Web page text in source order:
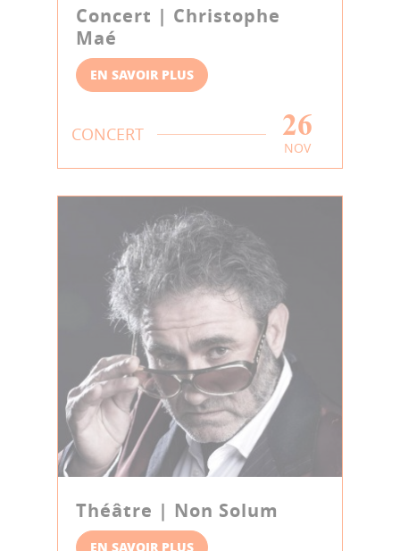
Concert | Christophe
Maé
EN SAVOIR PLUS
CONCERT 26
NOV
Théâtre | Non Solum
EN SAVOIR PLUS